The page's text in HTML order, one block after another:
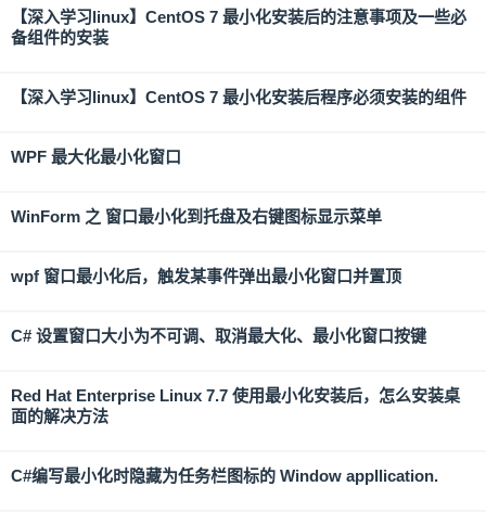
【深入学习linux】CentOS 7 最小化安装后的注意事项及一些必
备组件的安装
【深入学习linux】CentOS 7 最小化安装后程序必须安装的组件
WPF 最大化最小化窗口
WinForm 之 窗口最小化到托盘及右键图标显示菜单
wpf 窗口最小化后，触发某事件弹出最小化窗口并置顶
C# 设置窗口大小为不可调、取消最大化、最小化窗口按键
Red Hat Enterprise Linux 7.7 使用最小化安装后，怎么安装桌
面的解决方法
C#编写最小化时隐藏为任务栏图标的 Window appllication.